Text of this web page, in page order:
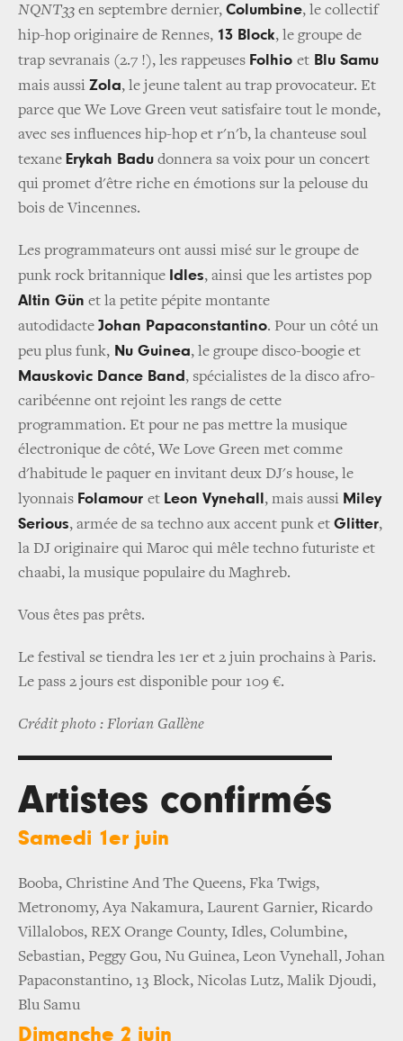
NQNT33 en septembre dernier, Columbine, le collectif
hip-hop originaire de Rennes, 13 Block, le groupe de
trap sevranais (2.7 !), les rappeuses Folhio et Blu Samu
mais aussi Zola, le jeune talent au trap provocateur. Et
parce que We Love Green veut satisfaire tout le monde,
avec ses influences hip-hop et r'n'b, la chanteuse soul
texane Erykah Badu donnera sa voix pour un concert
qui promet d'être riche en émotions sur la pelouse du
bois de Vincennes.
Les programmateurs ont aussi misé sur le groupe de
punk rock britannique Idles, ainsi que les artistes pop
Altin Gün et la petite pépite montante
autodidacte Johan Papaconstantino. Pour un côté un
peu plus funk, Nu Guinea, le groupe disco-boogie et
Mauskovic Dance Band , spécialistes de la disco afro-
caribéenne ont rejoint les rangs de cette
programmation. Et pour ne pas mettre la musique
électronique de côté, We Love Green met comme
d'habitude le paquer en invitant deux DJ's house, le
lyonnais Folamour et Leon Vynehall , mais aussi Miley
Serious, armée de sa techno aux accent punk et Glitter,
la DJ originaire qui Maroc qui mêle techno futuriste et
chaabi, la musique populaire du Maghreb.
Vous êtes pas prêts.
Le festival se tiendra les 1er et 2 juin prochains à Paris.
Le pass 2 jours est disponible pour 109 €.
Crédit photo : Florian Gallène
Artistes confirmés
Samedi 1er juin
Booba, Christine And The Queens, Fka Twigs,
Metronomy, Aya Nakamura, Laurent Garnier, Ricardo
Villalobos, REX Orange County, Idles, Columbine,
Sebastian, Peggy Gou, Nu Guinea, Leon Vynehall, Johan
Papaconstantino, 13 Block, Nicolas Lutz, Malik Djoudi,
Blu Samu
Dimanche 2 juin